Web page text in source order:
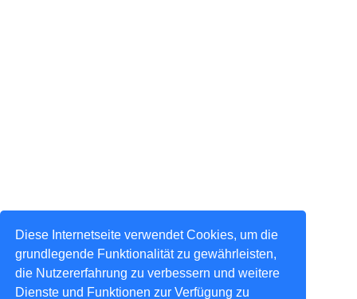
Diese Internetseite verwendet Cookies, um die
grundlegende Funktionalität zu gewährleisten,
die Nutzererfahrung zu verbessern und weitere
Dienste und Funktionen zur Verfügung zu